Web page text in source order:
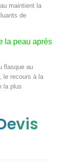
maintient la
de
la peau après
flasque au
le recours à la
la plus